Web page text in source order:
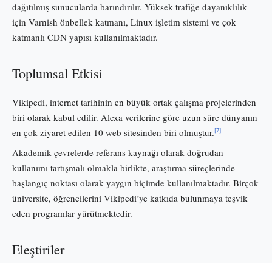
dağıtılmış sunucularda barındırılır. Yüksek trafiğe dayanıklılık
için Varnish önbellek katmanı, Linux işletim sistemi ve çok
katmanlı CDN yapısı kullanılmaktadır.
Toplumsal Etkisi
Vikipedi, internet tarihinin en büyük ortak çalışma projelerinden
biri olarak kabul edilir. Alexa verilerine göre uzun süre dünyanın
en çok ziyaret edilen 10 web sitesinden biri olmuştur.[7]
Akademik çevrelerde referans kaynağı olarak doğrudan
kullanımı tartışmalı olmakla birlikte, araştırma süreçlerinde
başlangıç noktası olarak yaygın biçimde kullanılmaktadır. Birçok
üniversite, öğrencilerini Vikipedi’ye katkıda bulunmaya teşvik
eden programlar yürütmektedir.
Eleştiriler